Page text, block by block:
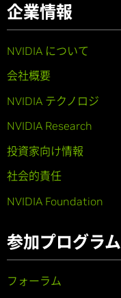
企業情報
NVIDIA について
会社概要
NVIDIA テクノロジ
NVIDIA Research
投資家向け情報
社会的責任
NVIDIA Foundation
参加プログラム
フォーラム